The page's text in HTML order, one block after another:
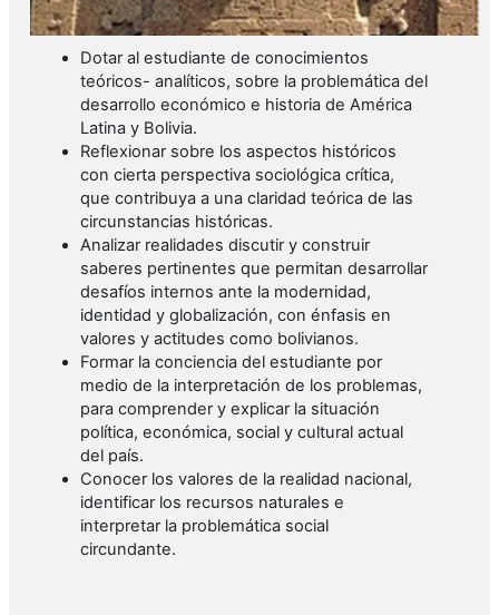
Dotar al estudiante de conocimientos
teóricos- analíticos, sobre la problemática del
desarrollo económico e historia de América
Latina y Bolivia.
Reflexionar sobre los aspectos históricos
con cierta perspectiva sociológica crítica,
que contribuya a una claridad teórica de las
circunstancias históricas.
Analizar realidades discutir y construir
saberes pertinentes que permitan desarrollar
desafíos internos ante la modernidad,
identidad y globalización, con énfasis en
valores y actitudes como bolivianos.
Formar la conciencia del estudiante por
medio de la interpretación de los problemas,
para comprender y explicar la situación
política, económica, social y cultural actual
del país.
Conocer los valores de la realidad nacional,
identificar los recursos naturales e
interpretar la problemática social
circundante.